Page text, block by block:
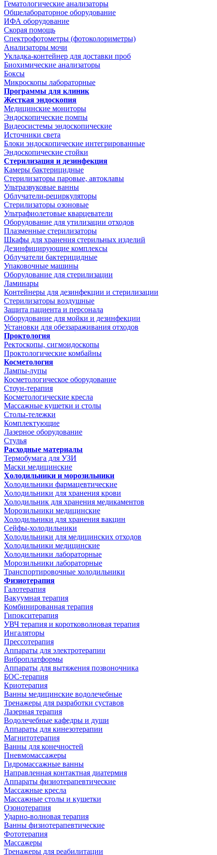
Гематологические анализаторы
Общелабораторное оборудование
ИФА оборудование
Скорая помощь
Спектрофотометры (фотоколориметры)
Анализаторы мочи
Укладка-контейнер для доставки проб
Биохимические анализаторы
Боксы
Микроскопы лабораторные
Программы для клиник
Жесткая эндоскопия
Медицинские мониторы
Эндоскопические помпы
Видеосистемы эндоскопические
Источники света
Блоки эндоскопические интегрированные
Эндоскопические стойки
Стерилизация и дезинфекция
Камеры бактерицидные
Стерилизаторы паровые, автоклавы
Ультразвуковые ванны
Облучатели-рециркуляторы
Стерилизаторы озоновые
Ультрафиолетовые кварцеватели
Оборудование для утилизации отходов
Плазменные стерилизаторы
Шкафы для хранения стерильных изделий
Дезинфицирующие комплексы
Облучатели бактерицидные
Упаковочные машины
Оборудование для стерилизации
Ламинары
Контейнеры для дезинфекции и стерилизации
Стерилизаторы воздушные
Защита пациента и персонала
Оборудование для мойки и дезинфекции
Установки для обеззараживания отходов
Проктология
Ректоскопы, сигмоидоскопы
Проктологические комбайны
Косметология
Лампы-лупы
Косметологическое оборудование
Стоун-терапия
Косметологические кресла
Массажные кушетки и столы
Столы-тележки
Комплектующие
Лазерное оборудование
Стулья
Расходные материалы
Термобумага для УЗИ
Маски медицинские
Холодильники и морозильники
Холодильники фармацевтические
Холодильники для хранения крови
Холодильник для хранения медикаментов
Морозильники медицинские
Холодильники для хранения вакцин
Сейфы-холодильники
Холодильники для медицинских отходов
Холодильники медицинские
Холодильники лабораторные
Морозильники лабораторные
Транспортировочные холодильники
Физиотерапия
Галотерапия
Вакуумная терапия
Комбинированная терапия
Гипокситерапия
УВЧ терапия и коротковолновая терапия
Ингаляторы
Прессотерапия
Аппараты для электротерапии
Виброплатформы
Аппараты для вытяжения позвоночника
БОС-терапия
Криотерапия
Ванны медицинские водолечебные
Тренажеры для разработки суставов
Лазерная терапия
Водолечебные кафедры и души
Аппараты для кинезотерапии
Магнитотерапия
Ванны для конечностей
Пневмомассажеры
Гидромассажные ванны
Направленная контактная диатермия
Аппараты физиотерапевтические
Массажные кресла
Массажные столы и кушетки
Озонотерапия
Ударно-волновая терапия
Ванны физиотерапевтические
Фототерапия
Массажеры
Тренажеры для реабилитации